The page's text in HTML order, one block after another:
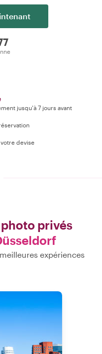
jusqu'à 7 jours avant
devise
privés
expériences